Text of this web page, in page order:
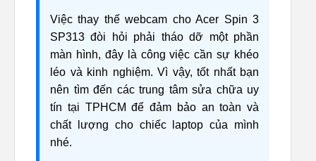
Việc thay thế webcam cho Acer Spin 3
SP313 đòi hỏi phải tháo dỡ một phần
màn hình, đây là công việc cần sự khéo
léo và kinh nghiệm. Vì vậy, tốt nhất bạn
nên tìm đến các trung tâm sửa chữa uy
tín tại TPHCM để đảm bảo an toàn và
chất lượng cho chiếc laptop của mình
nhé.